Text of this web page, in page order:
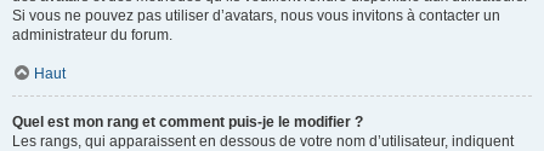
Si vous ne pouvez pas utiliser d’avatars, nous vous invitons à contacter un
administrateur du forum.
Haut
Quel est mon rang et comment puis-je le modifier ?
Les rangs, qui apparaissent en dessous de votre nom d’utilisateur, indiquent